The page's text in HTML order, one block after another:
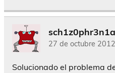
sch1z0phr3n1a
27 de octubre
Solucionado el problema